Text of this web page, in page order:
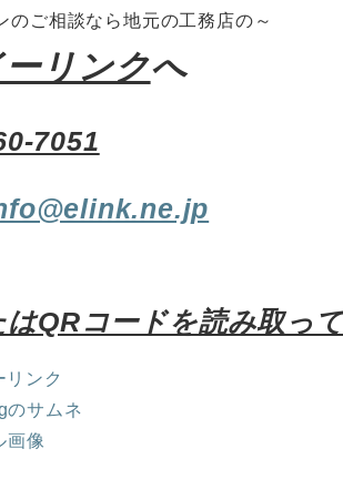
のご相談なら地元の工務店の～
リンクへ
7051
はQRコードを読み取っ